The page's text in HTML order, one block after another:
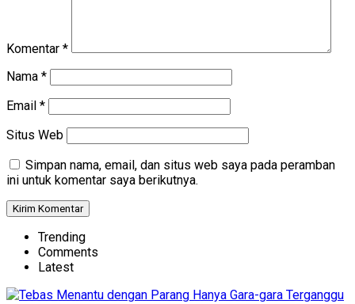
Komentar *
Nama *
Email *
Situs Web
Simpan nama, email, dan situs web saya pada peramban
ini untuk komentar saya berikutnya.
Trending
Comments
Latest